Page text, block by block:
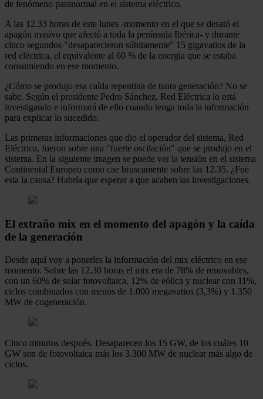
de fenómeno paranormal en el sistema eléctrico.
A las 12.33 horas de este lunes -momento en el que se desató el
apagón masivo que afectó a toda la península Ibérica- y durante
cinco segundos "desaparecieron súbitamente" 15 gigavatios de la
red eléctrica, el equivalente al 60 % de la energía que se estaba
consumiendo en ese momento.
¿Cómo se produjo esa caída repentina de tanta generación? No se
sabe. Según el presidente Pedro Sánchez, Red Eléctrica lo está
investigando e informará de ello cuando tenga toda la información
para explicar lo sucedido.
Las primeras informaciones que dio el operador del sistema, Red
Eléctrica, fueron sobre una "fuerte oscilación" que se produjo en el
sistema. En la siguiente imagen se puede ver la tensión en el sistema
Continental Europeo como cae bruscamente sobre las 12.35. ¿Fue
esta la causa? Habría que esperar a que acaben las investigaciones.
El extraño mix en el momento del apagón y la caída
de la generación
Desde aquí voy a ponerles la información del mix eléctrico en ese
momento. Sobre las 12.30 horas el mix era de 78% de renovables,
con un 60% de solar fotovoltaica, 12% de eólica y nuclear con 11%,
ciclos combinados con menos de 1.000 megavatios (3,3%) y 1.350
MW de cogeneración.
Cinco minutos después. Desaparecen los 15 GW, de los cuáles 10
GW son de fotovoltaica más los 3.300 MW de nuclear más algo de
ciclos.